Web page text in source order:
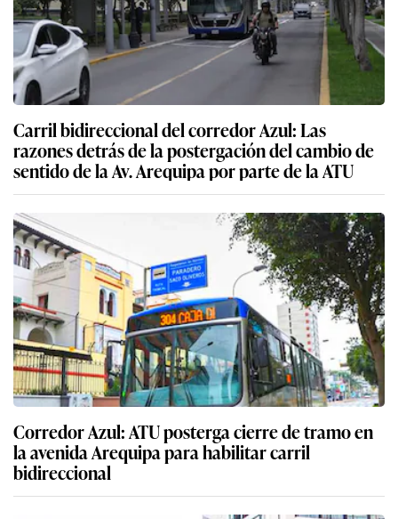
Carril bidireccional del corredor Azul: Las
razones detrás de la postergación del cambio de
sentido de la Av. Arequipa por parte de la ATU
Corredor Azul: ATU posterga cierre de tramo en
la avenida Arequipa para habilitar carril
bidireccional